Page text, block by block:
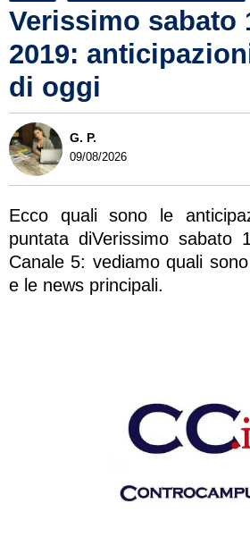
Verissimo sabato
2019:
di oggi
G. P.
09/08/2026
Ecco quali sono le
puntata diVerissimo sabato
Canale 5: vediamo quali
e le news principali.